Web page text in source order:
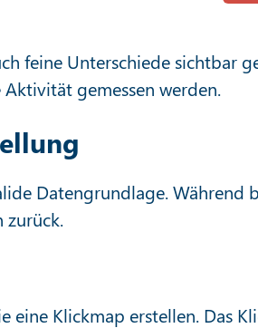
feine Unterschiede sichtbar
gemessen werden.
Datengrundlage.
zurück.
Klickmap erstellen. Das